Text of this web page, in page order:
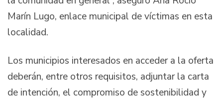
Marín Lugo, enlace municipal de víctimas en esta
localidad.
Los municipios interesados en acceder a la oferta
deberán, entre otros requisitos, adjuntar la carta
de intención, el compromiso de sostenibilidad y